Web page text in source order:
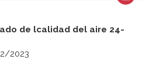
de lcalidad del aire 24-
2023